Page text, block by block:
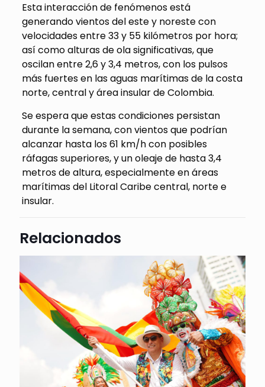
Esta interacción de fenómenos está
generando vientos del este y noreste con
velocidades entre 33 y 55 kilómetros por hora;
así como alturas de ola significativas, que
oscilan entre 2,6 y 3,4 metros, con los pulsos
más fuertes en las aguas marítimas de la costa
norte, central y área insular de Colombia.
Se espera que estas condiciones persistan
durante la semana, con vientos que podrían
alcanzar hasta los 61 km/h con posibles
ráfagas superiores, y un oleaje de hasta 3,4
metros de altura, especialmente en áreas
marítimas del Litoral Caribe central, norte e
insular.
Relacionados